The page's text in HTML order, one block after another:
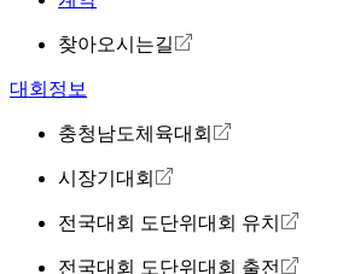
찾아오시는길
대회정보
충청남도체육대회
시장기대회
전국대회 도단위대회 유치
전국대회 도단위대회 출전